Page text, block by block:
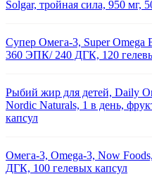
Solgar, тройная сила, 950 мг,
Супер Омега-3, Super Omega
360 ЭПК/ 240 ДГК, 120
Рыбий жир для детей, Daily
Nordic Naturals, 1 в день,
капсул
Омега-3, Omega-3, Now
ДГК, 100 гелевых капсул